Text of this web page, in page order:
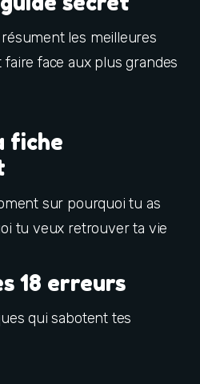
les meilleures
face aux plus grandes
fiche
sur pourquoi tu as
tu veux retrouver ta vie
18 erreurs
qui sabotent tes